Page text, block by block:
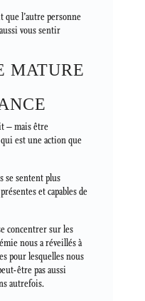
que l’autre personne
vous sentir
MATURE
– mais être
est une action que
se sentent plus
et capables de
concentrer sur les
nous a réveillés à
pour lesquelles nous
être pas aussi
autrefois.